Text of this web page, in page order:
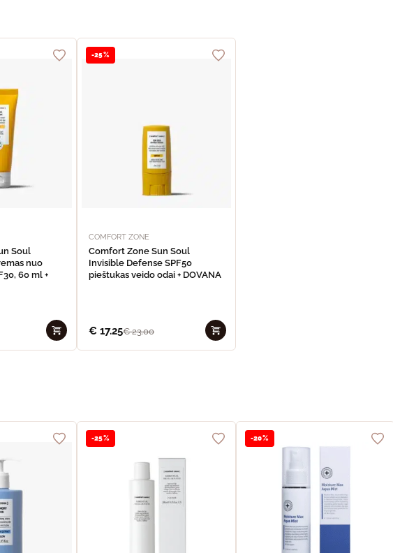
Soul
nuo
60 ml +
-25%
COMFORT ZONE
Comfort Zone Sun Soul
Invisible Defense SPF50
pieštukas veido odai + DOVANA
€ 17.25€23.00
-25% -20%